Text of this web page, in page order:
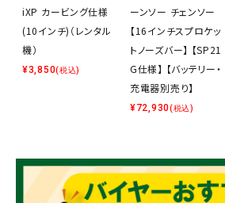
iXP カービング仕様
(10インチ)（レンタル
機）
¥3,850(税込)
ーンソー チェンソー
【16インチスプロケッ
トノーズバー】 【SP21
G仕様】 【バッテリー・
充電器別売り】
¥72,930(税込)